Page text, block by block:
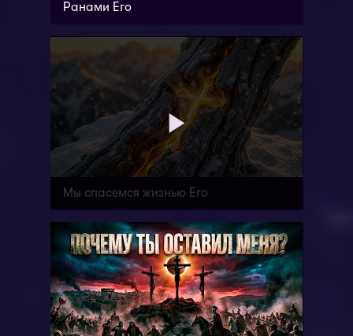
Ранами Его
Мы спасемся жизнью Его